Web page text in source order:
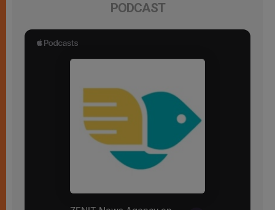
PODCAST